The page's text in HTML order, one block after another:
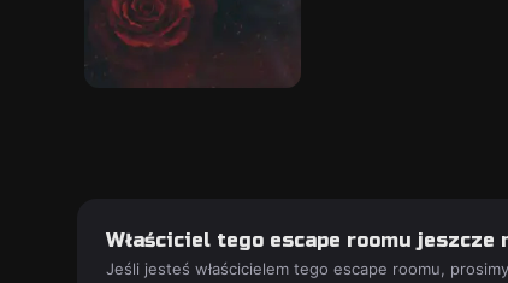
Właściciel tego escape roomu
Jeśli jesteś właścicielem tego escape roomu,